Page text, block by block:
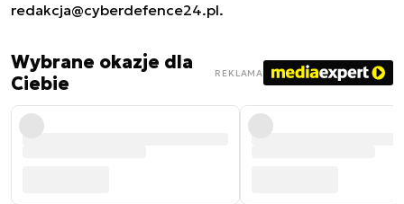
redakcja@cyberdefence24.pl.
Wybrane okazje dla
Ciebie
REKLAMA